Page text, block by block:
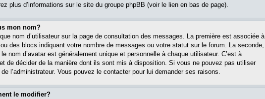
plus d’informations sur le site du groupe phpBB (voir le lien en bas de page).
mon nom?
nom d’utilisateur sur la page de consultation des messages. La première est associée à
des blocs indiquant votre nombre de messages ou votre statut sur le forum. La seconde,
nom d’avatar est généralement unique et personnelle à chaque utilisateur. C’est à
et de décider de la manière dont ils sont mis à disposition. Si vous ne pouvez pas utiliser
l’administrateur. Vous pouvez le contacter pour lui demander ses raisons.
le modifier?